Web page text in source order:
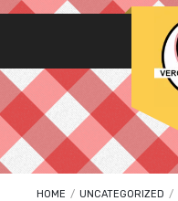
HOME / UNCATEGORIZED /